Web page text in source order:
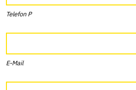
Telefon P
E-Mail